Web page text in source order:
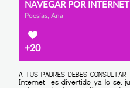
NAVEGAR POR INTERNET
Poesías, Ana
+20